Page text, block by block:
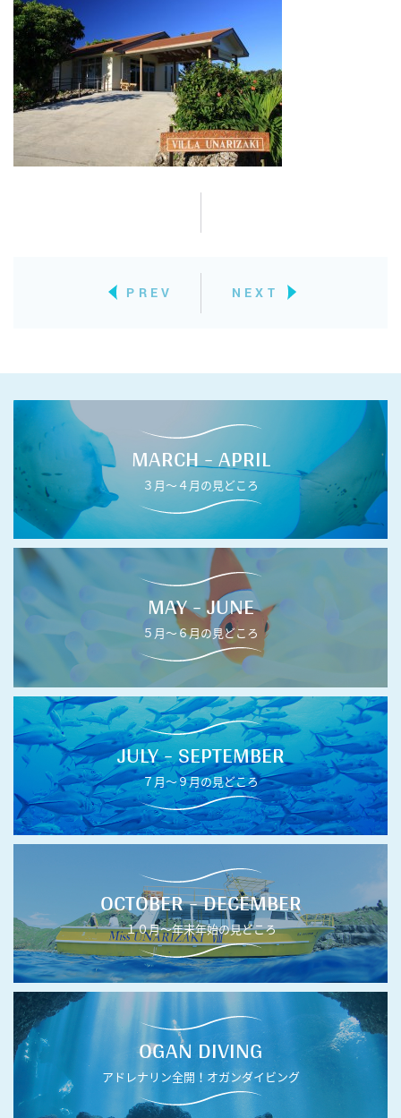
PREV NEXT
MARCH - APRIL
３月〜４月の見どころ
MAY - JUNE
５月〜６月の見どころ
JULY - SEPTEMBER
７月〜９月の見どころ
OCTOBER - DECEMBER
１０月〜年末年始の見どころ
OGAN DIVING
アドレナリン全開！オガンダイビング